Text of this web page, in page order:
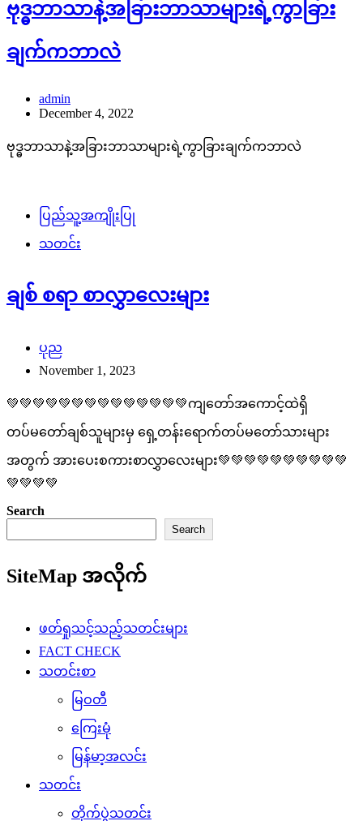
ဗုဒ္ဓဘာသာနဲ့အခြားဘာသာများရဲ့ကွာခြား
ချက်ကဘာလဲ
admin
December 4, 2022
ဗုဒ္ဓဘာသာနဲ့အခြားဘာသာများရဲ့ကွာခြားချက်ကဘာလဲ
ပြည်သူ့အကျိုးပြု
သတင်း
ချစ် စရာ စာလွှာလေးများ
ပုည
November 1, 2023
💚💚💚💚💚💚💚💚💚💚💚💚💚💚ကျတော်အကောင့်ထဲရှိ
တပ်မတော်ချစ်သူများမှ ရှေ့တန်းရောက်တပ်မတော်သားများ
အတွက် အားပေးစကားစာလွှာလေးများ💚💚💚💚💚💚💚💚💚💚
💚💚💚💚
Search
Search
SiteMap အလိုက်
ဖတ်ရှုသင့်သည့်သတင်းများ
FACT CHECK
သတင်းစာ
မြဝတီ
ကြေးမုံ
မြန်မာ့အလင်း
သတင်း
တိုက်ပွဲသတင်း